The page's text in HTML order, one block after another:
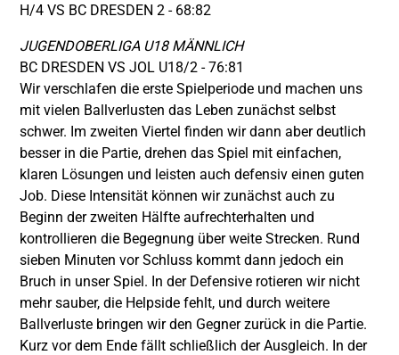
H/4 VS BC DRESDEN 2 - 68:82
JUGENDOBERLIGA U18 MÄNNLICH
BC DRESDEN VS JOL U18/2 - 76:81
Wir verschlafen die erste Spielperiode und machen uns
mit vielen Ballverlusten das Leben zunächst selbst
schwer. Im zweiten Viertel finden wir dann aber deutlich
besser in die Partie, drehen das Spiel mit einfachen,
klaren Lösungen und leisten auch defensiv einen guten
Job. Diese Intensität können wir zunächst auch zu
Beginn der zweiten Hälfte aufrechterhalten und
kontrollieren die Begegnung über weite Strecken. Rund
sieben Minuten vor Schluss kommt dann jedoch ein
Bruch in unser Spiel. In der Defensive rotieren wir nicht
mehr sauber, die Helpside fehlt, und durch weitere
Ballverluste bringen wir den Gegner zurück in die Partie.
Kurz vor dem Ende fällt schließlich der Ausgleich. In der